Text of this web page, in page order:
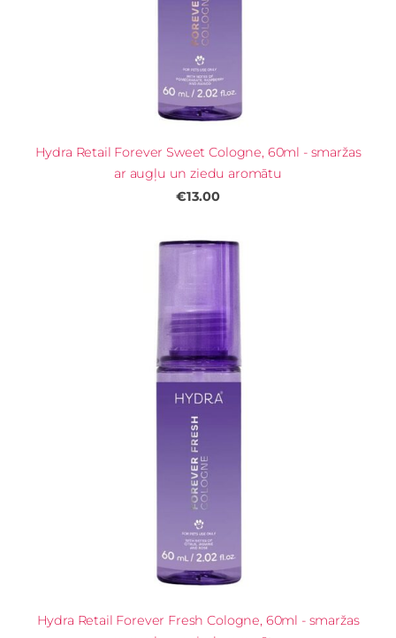
Hydra Retail Forever Sweet Cologne, 60ml - smaržas
ar augļu un ziedu aromātu
€13.00
Hydra Retail Forever Fresh Cologne, 60ml - smaržas